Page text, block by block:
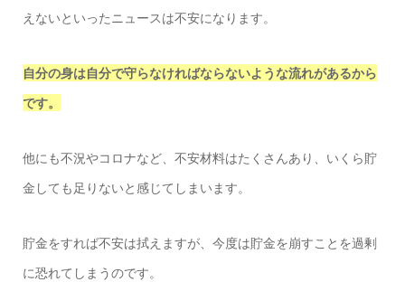
えないといったニュースは不安になります。
自分の身は自分で守らなければならないような流れがあるから
です。
他にも不況やコロナなど、不安材料はたくさんあり、いくら貯
金しても足りないと感じてしまいます。
貯金をすれば不安は拭えますが、今度は貯金を崩すことを過剰
に恐れてしまうのです。